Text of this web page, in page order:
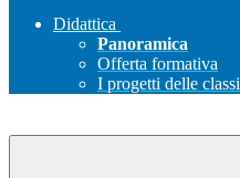
Didattica
Panoramica
Offerta formativa
I progetti delle classi